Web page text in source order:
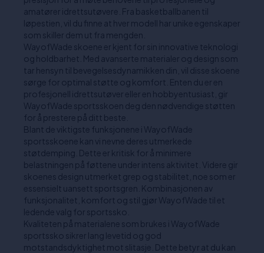
amatører idrettsutøvere. Fra basketballbanen til
løpestien, vil du finne at hver modell har unike egenskaper
som skiller dem ut fra mengden.
WayofWade skoene er kjent for sin innovative teknologi
og holdbarhet. Med avanserte materialer og design som
tar hensyn til bevegelsesdynamikken din, vil disse skoene
sørge for optimal støtte og komfort. Enten du er en
profesjonell idrettsutøver eller en hobbyentusiast, gir
WayofWade sportsskoen deg den nødvendige støtten
for å prestere på ditt beste.
Blant de viktigste funksjonene i WayofWade
sportsskoene kan vi nevne deres utmerkede
støtdemping. Dette er kritisk for å minimere
belastningen på føttene under intens aktivitet. Videre gir
skoenes design utmerket grep og stabilitet, noe som er
essensielt uansett sportsgren. Kombinasjonen av
funksjonalitet, komfort og stil gjør WayofWade til et
ledende valg for sportssko.
Kvaliteten på materialene som brukes i WayofWade
sportssko sikrer lang levetid og god
motstandsdyktighet mot slitasje. Dette betyr at du kan